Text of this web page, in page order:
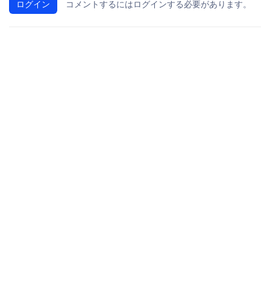
ログイン コメントするにはログインする必要があります。